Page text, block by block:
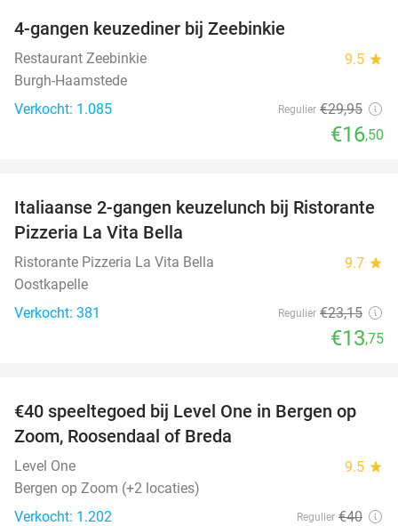
4-gangen keuzediner bij Zeebinkie
Restaurant Zeebinkie 9.5 star
Burgh-Haamstede
Verkocht: 1.085
Regulier €29,95
€16,50
41%
Italiaanse 2-gangen keuzelunch bij Ristorante
Pizzeria La Vita Bella
Ristorante Pizzeria La Vita Bella 9.7 star
Oostkapelle
Verkocht: 381
Regulier €23,15
€13,75
50%
€40 speeltegoed bij Level One in Bergen op
Zoom, Roosendaal of Breda
Level One 9.5 star
Bergen op Zoom (+2 locaties)
Verkocht: 1.202
Regulier €40